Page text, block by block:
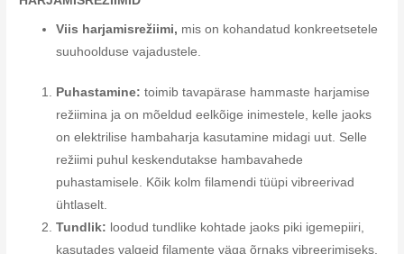
Viis harjamisrežiimi, mis on kohandatud konkreetsetele
suuhoolduse vajadustele.
Puhastamine: toimib tavapärase hammaste harjamise
režiimina ja on mõeldud eelkõige inimestele, kelle jaoks
on elektrilise hambaharja kasutamine midagi uut. Selle
režiimi puhul keskendutakse hambavahede
puhastamisele. Kõik kolm filamendi tüüpi vibreerivad
ühtlaselt.
Tundlik: loodud tundlike kohtade jaoks piki igemepiiri,
kasutades valgeid filamente väga õrnaks vibreerimiseks.